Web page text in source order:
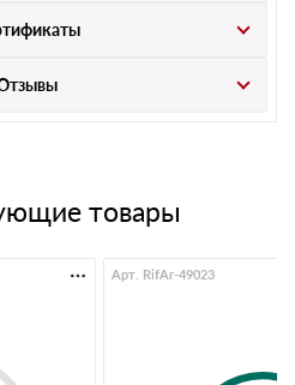
товары
Арт. RifAr-49023